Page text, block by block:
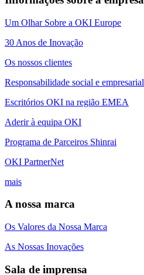
Um Olhar Sobre a OKI Europe
30 Anos de Inovação
Os nossos clientes
Responsabilidade social e empresarial
Escritórios OKI na região EMEA
Aderir à equipa OKI
Programa de Parceiros Shinrai
OKI PartnerNet
mais
A nossa marca
Os Valores da Nossa Marca
As Nossas Inovações
Sala de imprensa